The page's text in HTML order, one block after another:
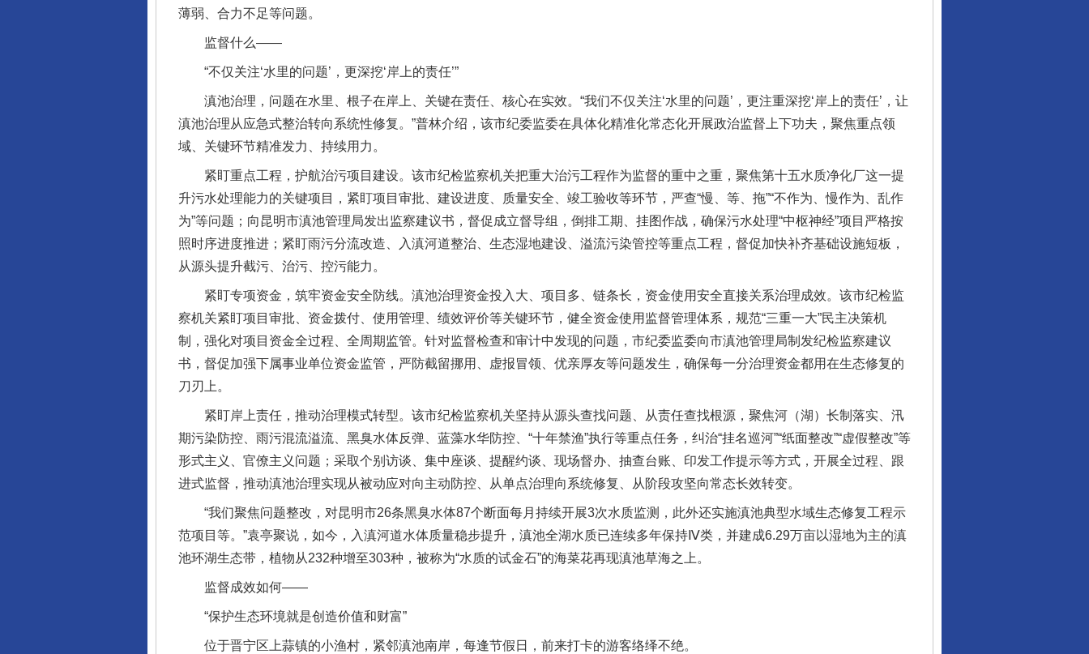
薄弱、合力不足等问题。
监督什么——
“不仅关注‘水里的问题’，更深挖‘岸上的责任’”
滇池治理，问题在水里、根子在岸上、关键在责任、核心在实效。“我们不仅关注‘水里的问题’，更注重深挖‘岸上的责任’，让
滇池治理从应急式整治转向系统性修复。”普林介绍，该市纪委监委在具体化精准化常态化开展政治监督上下功夫，聚焦重点领
域、关键环节精准发力、持续用力。
紧盯重点工程，护航治污项目建设。该市纪检监察机关把重大治污工程作为监督的重中之重，聚焦第十五水质净化厂这一提
升污水处理能力的关键项目，紧盯项目审批、建设进度、质量安全、竣工验收等环节，严查“慢、等、拖”“不作为、慢作为、乱作
为”等问题；向昆明市滇池管理局发出监察建议书，督促成立督导组，倒排工期、挂图作战，确保污水处理“中枢神经”项目严格按
照时序进度推进；紧盯雨污分流改造、入滇河道整治、生态湿地建设、溢流污染管控等重点工程，督促加快补齐基础设施短板，
从源头提升截污、治污、控污能力。
紧盯专项资金，筑牢资金安全防线。滇池治理资金投入大、项目多、链条长，资金使用安全直接关系治理成效。该市纪检监
察机关紧盯项目审批、资金拨付、使用管理、绩效评价等关键环节，健全资金使用监督管理体系，规范“三重一大”民主决策机
制，强化对项目资金全过程、全周期监管。针对监督检查和审计中发现的问题，市纪委监委向市滇池管理局制发纪检监察建议
书，督促加强下属事业单位资金监管，严防截留挪用、虚报冒领、优亲厚友等问题发生，确保每一分治理资金都用在生态修复的
刀刃上。
紧盯岸上责任，推动治理模式转型。该市纪检监察机关坚持从源头查找问题、从责任查找根源，聚焦河（湖）长制落实、汛
期污染防控、雨污混流溢流、黑臭水体反弹、蓝藻水华防控、“十年禁渔”执行等重点任务，纠治“挂名巡河”“纸面整改”“虚假整改”等
形式主义、官僚主义问题；采取个别访谈、集中座谈、提醒约谈、现场督办、抽查台账、印发工作提示等方式，开展全过程、跟
进式监督，推动滇池治理实现从被动应对向主动防控、从单点治理向系统修复、从阶段攻坚向常态长效转变。
“我们聚焦问题整改，对昆明市26条黑臭水体87个断面每月持续开展3次水质监测，此外还实施滇池典型水域生态修复工程示
范项目等。”袁亭聚说，如今，入滇河道水体质量稳步提升，滇池全湖水质已连续多年保持Ⅳ类，并建成6.29万亩以湿地为主的滇
池环湖生态带，植物从232种增至303种，被称为“水质的试金石”的海菜花再现滇池草海之上。
监督成效如何——
“保护生态环境就是创造价值和财富”
位于晋宁区上蒜镇的小渔村，紧邻滇池南岸，每逢节假日，前来打卡的游客络绎不绝。